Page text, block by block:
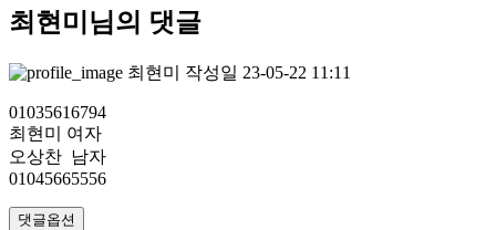
최현미님의 댓글
최현미 작성일 23-05-22 11:11
01035616794
최현미 여자
오상찬 남자
01045665556
댓글옵션